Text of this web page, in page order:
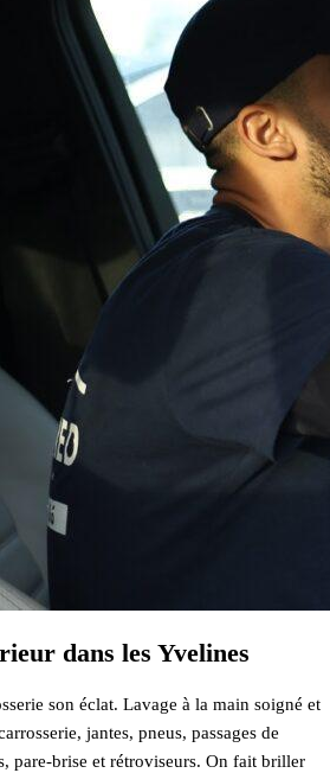
dans les Yvelines
son éclat. Lavage à la main soigné et
jantes, pneus, passages de
pare-brise et rétroviseurs. On fait briller